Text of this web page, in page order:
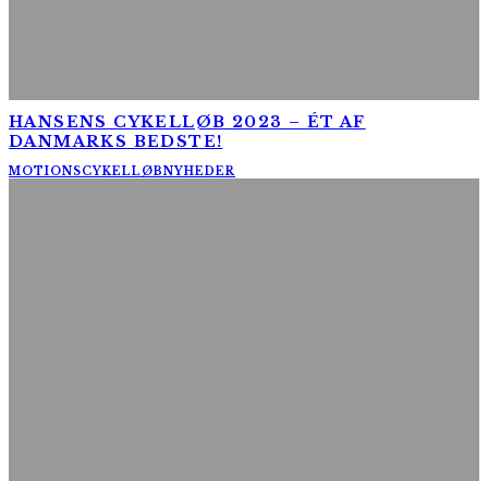
HANSENS CYKELLØB 2023 – ÉT AF
DANMARKS BEDSTE!
MOTIONSCYKELLØBNYHEDER